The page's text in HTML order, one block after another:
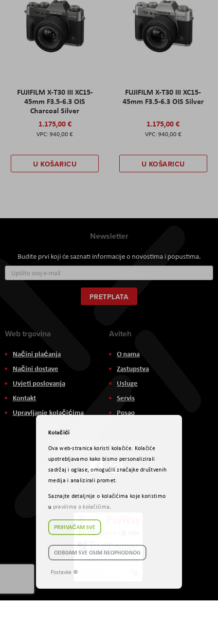
FUJIFILM X-T30 III XC15-
45mm F3.5-6.3 OIS
Charcoal Silver
1.175,00 €
940,00 €
U KOŠARICU
FUJIFILM X-T30 III XC15-
45mm F3.5-6.3 OIS Silver
1.175,00 €
940,00 €
U KOŠARICU
Newsletter
Budite prvi koji će saznati informacije o novostima i popustima.
se
za
naš
newsletter:
PRETPLATA
Web trgovina
Načini plaćanja
Načini dostave
Uvjeti poslovanja
Kontakt
Upravljanje kolačićima
Aviteh
O nama
Zastupstva
Usluge
Servis
Posao
Društvene mreže
Načini plaćanja
Kolačići
Ova web-stranica koristi kolačiće. Kolačiće
upotrebljavamo kako bismo personalizirali
sadržaj i oglase, omogućili značajke društvenih
medija i analizirali promet.
Saznajte detaljnije o kolačićima koje koristimo
u pravilima o kolačićima.
PRIHVAĆAM SVE
ODBIJAM SVE OSIM NEOPHODNOG
Postavke ☸